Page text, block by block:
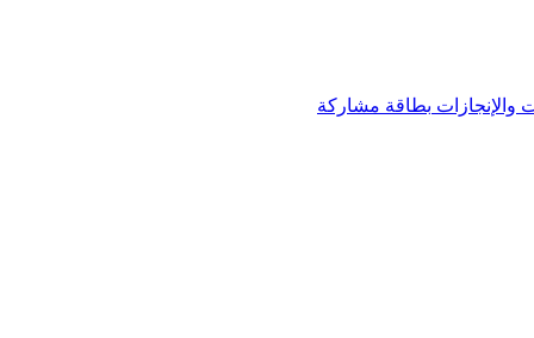
والإنجازات بطاقة مشاركة